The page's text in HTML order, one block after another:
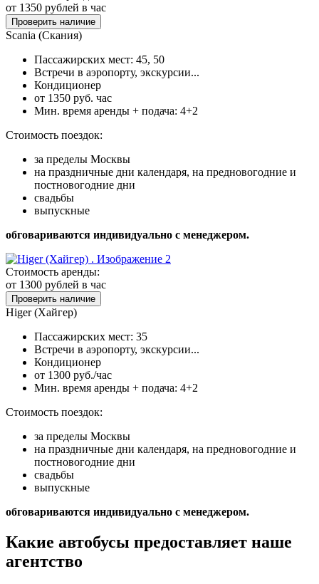
от 1350 рублей в час
Проверить наличие
Scania (Скания)
Пассажирских мест: 45, 50
Встречи в аэропорту, экскурсии...
Кондиционер
от 1350 руб. час
Мин. время аренды + подача: 4+2
Стоимость поездок:
за пределы Москвы
на праздничные дни календаря, на предновогодние и
постновогодние дни
свадьбы
выпускные
обговариваются индивидуально с менеджером.
Стоимость аренды:
от 1300 рублей в час
Проверить наличие
Higer (Хайгер)
Пассажирских мест: 35
Встречи в аэропорту, экскурсии...
Кондиционер
от 1300 руб./час
Мин. время аренды + подача: 4+2
Стоимость поездок:
за пределы Москвы
на праздничные дни календаря, на предновогодние и
постновогодние дни
свадьбы
выпускные
обговариваются индивидуально с менеджером.
Какие автобусы предоставляет наше
агентство